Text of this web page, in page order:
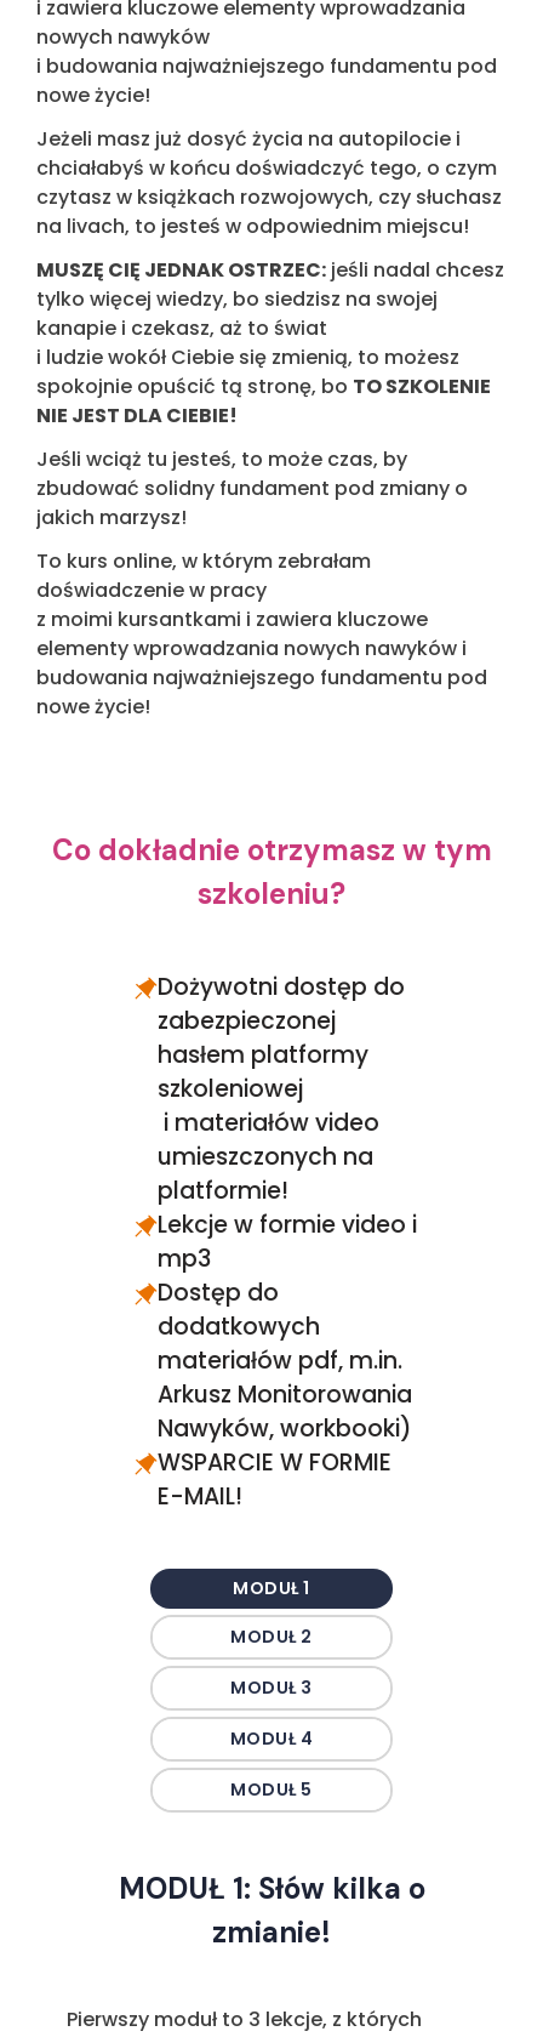
i zawiera kluczowe elementy wprowadzania
nowych nawyków
i budowania najważniejszego fundamentu pod
nowe życie!
Jeżeli masz już dosyć życia na autopilocie i
chciałabyś w końcu doświadczyć tego, o czym
czytasz w książkach rozwojowych, czy słuchasz
na livach, to jesteś w odpowiednim miejscu!
MUSZĘ CIĘ JEDNAK OSTRZEC: jeśli nadal chcesz
tylko więcej wiedzy, bo siedzisz na swojej
kanapie i czekasz, aż to świat
i ludzie wokół Ciebie się zmienią, to możesz
spokojnie opuścić tą stronę, bo TO SZKOLENIE
NIE JEST DLA CIEBIE!
Jeśli wciąż tu jesteś, to może czas, by
zbudować solidny fundament pod zmiany o
jakich marzysz!
To kurs online, w którym zebrałam
doświadczenie w pracy
z moimi kursantkami i zawiera kluczowe
elementy wprowadzania nowych nawyków i
budowania najważniejszego fundamentu pod
nowe życie!
Co dokładnie otrzymasz w tym
szkoleniu?
Dożywotni dostęp do
zabezpieczonej
hasłem platformy
szkoleniowej
i materiałów video
umieszczonych na
platformie!
Lekcje w formie video i
mp3
Dostęp do
dodatkowych
materiałów pdf, m.in.
Arkusz Monitorowania
Nawyków, workbooki)
WSPARCIE W FORMIE
E-MAIL!
MODUŁ 1
MODUŁ 2
MODUŁ 3
MODUŁ 4
MODUŁ 5
MODUŁ 1: Słów kilka o
zmianie!
Pierwszy moduł to 3 lekcje, z których